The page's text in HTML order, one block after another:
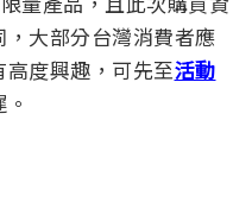
大部分台灣消費者應
度興趣，可先至活動